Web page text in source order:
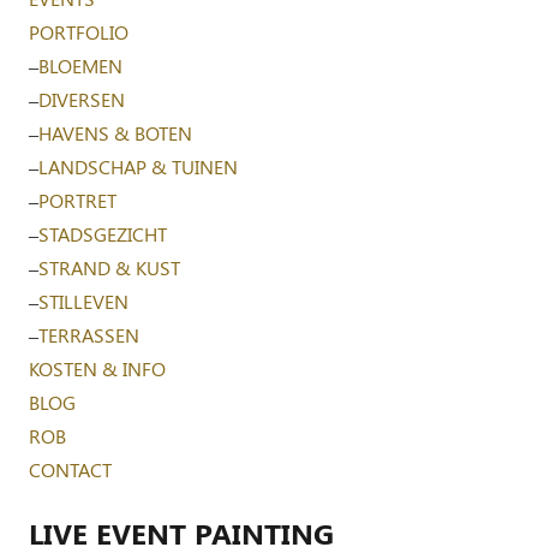
PORTFOLIO
–BLOEMEN
–DIVERSEN
–HAVENS & BOTEN
–LANDSCHAP & TUINEN
–PORTRET
–STADSGEZICHT
–STRAND & KUST
–STILLEVEN
–TERRASSEN
KOSTEN & INFO
BLOG
ROB
CONTACT
LIVE EVENT PAINTING